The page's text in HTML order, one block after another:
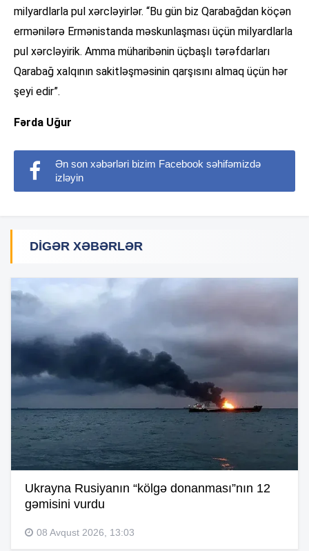
milyardlarla pul xərcləyirlər. “Bu gün biz Qarabağdan köçən
ermənilərə Ermənistanda məskunlaşması üçün milyardlarla
pul xərcləyirik. Amma müharibənin üçbaşlı tərəfdarları
Qarabağ xalqının sakitləşməsinin qarşısını almaq üçün hər
şeyi edir”.
Fərda Uğur
Ən son xəbərləri bizim Facebook səhifəmizdə
izləyin
DIGƏR XƏBƏRLƏR
Ukrayna Rusiyanın “kölgə donanması”nın 12
gəmisini vurdu
08 Avqust 2026, 13:03